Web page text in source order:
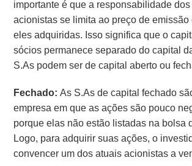
importante é que a responsabilidade
acionistas se limita ao preço de
eles adquiridas. Isso significa que o
sócios permanece separado do capital
S.As podem ser de capital aberto ou
Fechado: As S.As de capital fechado
empresa em que as ações são pouco
porque elas não estão listadas na bolsa
Logo, para adquirir suas ações, o
convencer um dos atuais acionistas a